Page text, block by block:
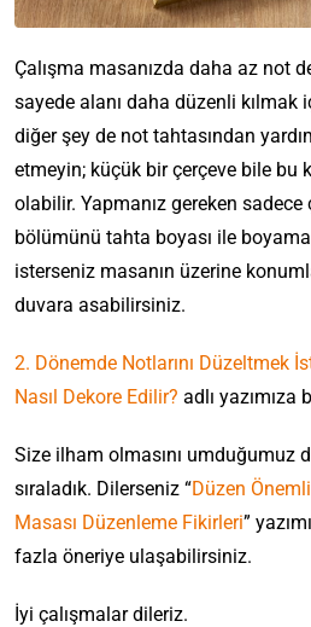
Çalışma masanızda daha az not
sayede alanı daha düzenli
diğer şey de not tahtasından
etmeyin; küçük bir çerçeve bile bu
olabilir. Yapmanız gereken sadece
bölümünü tahta boyası ile
isterseniz masanın üzerine
duvara asabilirsiniz.
2. Dönemde Notlarını Düzeltmek
Nasıl Dekore Edilir? adlı
Size ilham olmasını umduğumuz
sıraladık. Dilerseniz “Düzen
Masası Düzenleme Fikirleri”
fazla öneriye ulaşabilirsiniz.
İyi çalışmalar dileriz.